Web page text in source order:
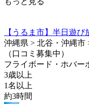
【うるま市】半日遊
沖縄県 > 北谷・沖縄市
（口コミ募集中）
フライボード・ホバー
3歳以上
1名以上
約3時間